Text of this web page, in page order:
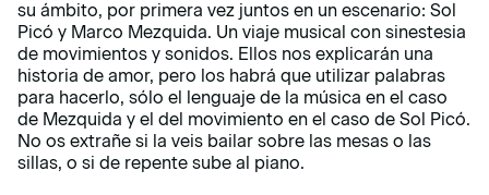
su ámbito, por primera vez juntos en un escenario: Sol
Picó y Marco Mezquida. Un viaje musical con sinestesia
de movimientos y sonidos. Ellos nos explicarán una
historia de amor, pero los habrá que utilizar palabras
para hacerlo, sólo el lenguaje de la música en el caso
de Mezquida y el del movimiento en el caso de Sol Picó.
No os extrañe si la veis bailar sobre las mesas o las
sillas, o si de repente sube al piano.